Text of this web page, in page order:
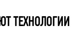
ТЕХНОЛОГИИ